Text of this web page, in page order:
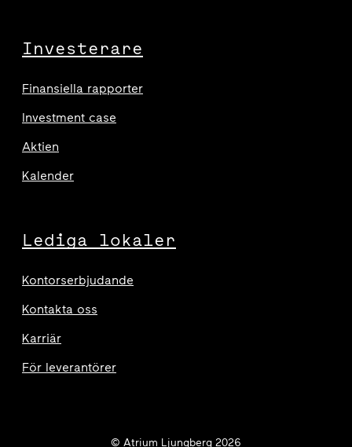
Investerare
Finansiella rapporter
Investment case
Aktien
Kalender
Lediga lokaler
Kontorserbjudande
Kontakta oss
Karriär
För leverantörer
© Atrium Ljungberg 2026